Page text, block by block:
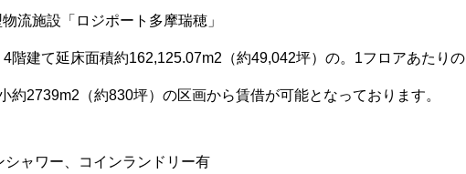
流施設「ロジポート多摩瑞穂」
階建て延床面積約162,125.07m2（約49,042坪）の。1フロアあたりの
2739m2（約830坪）の区画から賃借が可能となっております。
ャワー、コインランドリー有